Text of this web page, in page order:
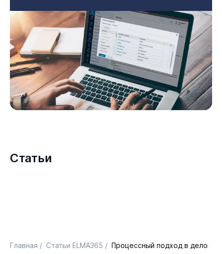
Статьи
Главная / Статьи ELMA365 / Процессный подход в